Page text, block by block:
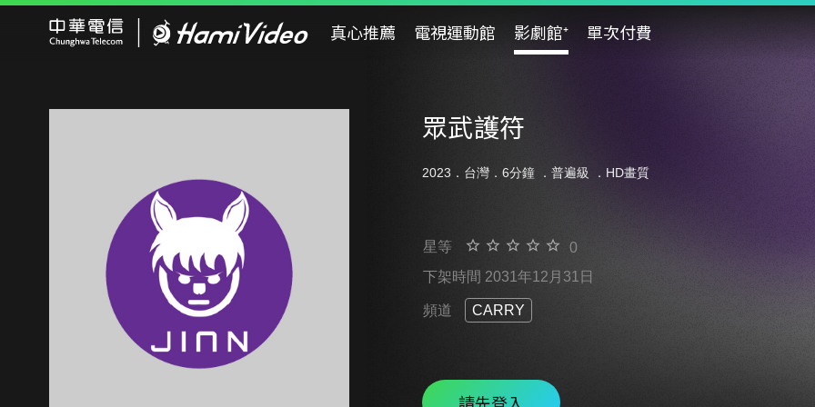
真心推薦 電視運動館 影劇館⁺ 單次付費
眾武護符
2023．台灣．6分鐘 ． 普遍級 ．HD畫質
星等
0
下架時間 2031年12月31日
頻道 CARRY